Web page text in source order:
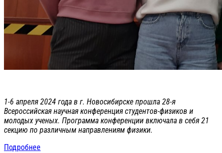
1-6 апреля 2024 года в г. Новосибирске прошла 28-я
Всероссийская научная конференция студентов-физиков и
молодых ученых. Программа конференции включала в себя 21
секцию по различным направлениям физики.
Подробнее